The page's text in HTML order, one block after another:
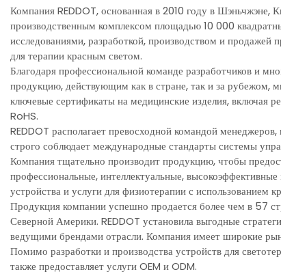
Компания REDDOT, основанная в 2010 году в Шэньчжэне,
производственным комплексом площадью 10 000
исследованиями, разработкой, производством и продажей
для терапии красным светом.
Благодаря профессиональной команде разработчиков и
продукцию, действующим как в стране, так и за рубежом,
ключевые сертификаты на медицинские изделия, включая
RoHS.
REDDOT располагает превосходной командой
строго соблюдает международные стандарты системы
Компания тщательно производит продукцию, чтобы
профессиональные, интеллектуальные,
устройства и услуги для физиотерапии с использованием
Продукция компании успешно продается более чем в 57
Северной Америки. REDDOT установила выгодные
ведущими брендами отрасли. Компания имеет широкие
Помимо разработки и производства устройств для
также предоставляет услуги OEM и ODM.